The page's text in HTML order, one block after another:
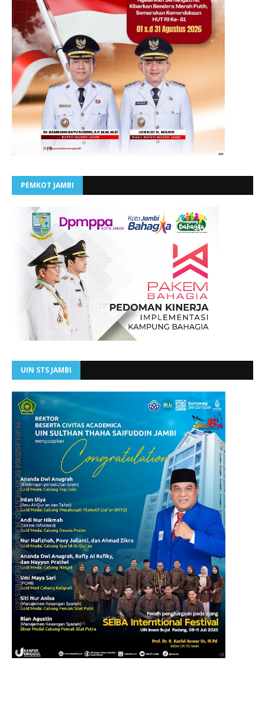
PEMKOT JAMBI
UIN STS JAMBI